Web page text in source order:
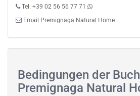
Tel. +39 02 56 56 77 71
Email Premignaga Natural Home
Bedingungen der
Premignaga Natural